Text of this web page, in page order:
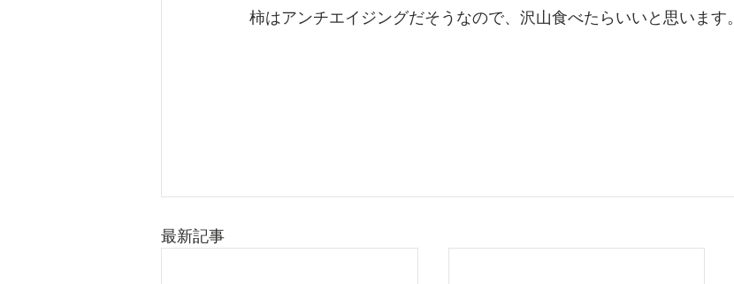
柿はアンチエイジングだそうなので、沢山食べたらいいと思います。
最新記事